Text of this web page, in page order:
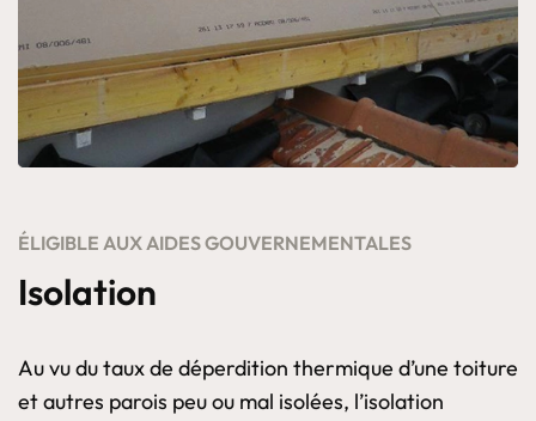
ÉLIGIBLE AUX AIDES GOUVERNEMENTALES
Isolation
Au vu du taux de déperdition thermique d’une toiture
et autres parois peu ou mal isolées, l’isolation